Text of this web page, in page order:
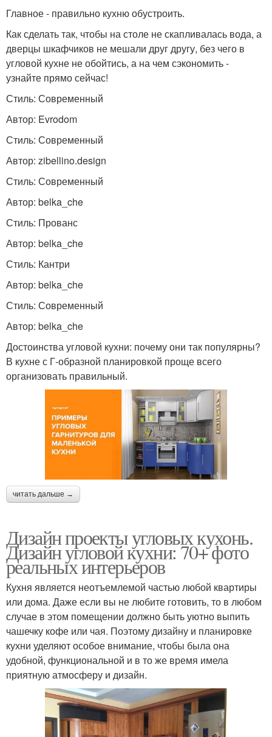
Главное - правильно кухню обустроить.
Как сделать так, чтобы на столе не скапливалась вода, а
дверцы шкафчиков не мешали друг другу, без чего в
угловой кухне не обойтись, а на чем сэкономить -
узнайте прямо сейчас!
Стиль: Современный
Автор: Evrodom
Стиль: Современный
Автор: zibellino.design
Стиль: Современный
Автор: belka_che
Стиль: Прованс
Автор: belka_che
Стиль: Кантри
Автор: belka_che
Стиль: Современный
Автор: belka_che
Достоинства угловой кухни: почему они так популярны?
В кухне с Г-образной планировкой проще всего
организовать правильный.
читать дальше →
Дизайн проекты угловых кухонь.
Дизайн угловой кухни: 70+ фото
реальных интерьеров
Кухня является неотъемлемой частью любой квартиры
или дома. Даже если вы не любите готовить, то в любом
случае в этом помещении должно быть уютно выпить
чашечку кофе или чая. Поэтому дизайну и планировке
кухни уделяют особое внимание, чтобы была она
удобной, функциональной и в то же время имела
приятную атмосферу и дизайн.